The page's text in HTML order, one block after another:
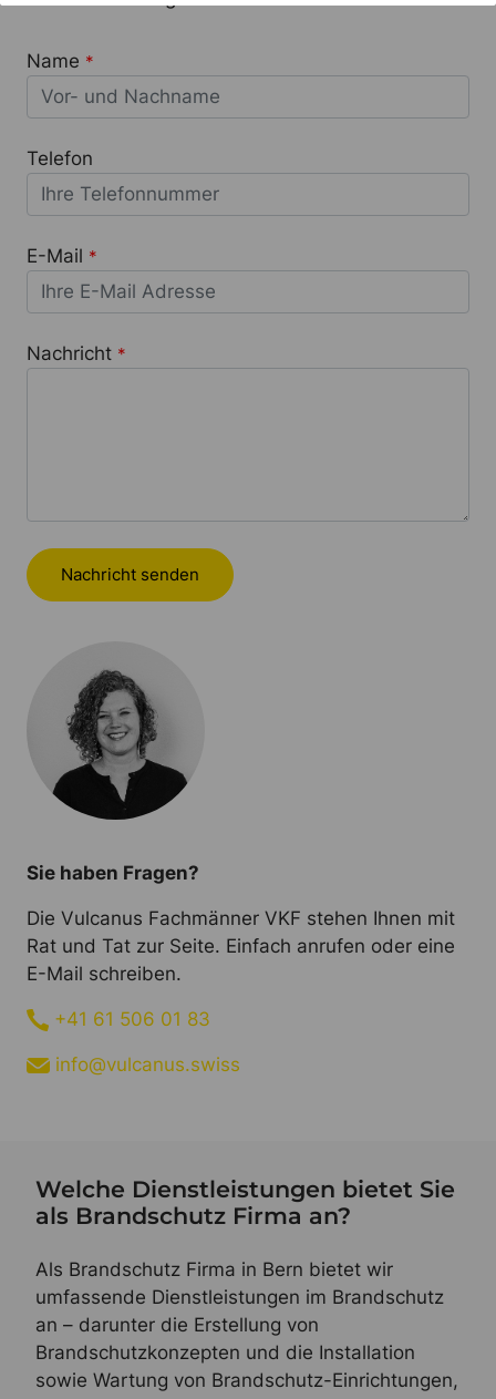
Name *
Telefon
E-Mail *
Nachricht *
Nachricht senden
Sie haben Fragen?
Die Vulcanus Fachmänner VKF stehen Ihnen mit
Rat und Tat zur Seite. Einfach anrufen oder eine
E-Mail schreiben.
+41 61 506 01 83
info@vulcanus.swiss
Welche Dienstleistungen bietet Sie
als Brandschutz Firma an?
Als Brandschutz Firma in Bern bietet wir
umfassende Dienstleistungen im Brandschutz
an – darunter die Erstellung von
Brandschutzkonzepten und die Installation
sowie Wartung von Brandschutz-Einrichtungen,